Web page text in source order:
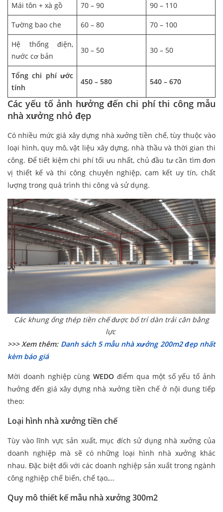
Mái tôn + xà gồ 70 – 90 90 – 110
Tường bao che 60 – 80 70 – 100
Hệ thống điện,
nước cơ bản
30 – 50 30 – 50
Tổng chi phí ước
tính
450 – 580 540 – 670
Các yếu tố ảnh hưởng đến chi phí thi công mẫu
nhà xưởng nhỏ đẹp
Có nhiều mức giá xây dựng nhà xưởng tiền chế, tùy thuộc vào
loại hình, quy mô, vật liệu xây dựng, nhà thầu và thời gian thi
công. Để tiết kiệm chi phí tối ưu nhất, chủ đầu tư cần tìm đơn
vị thiết kế và thi công chuyên nghiệp, cam kết uy tín, chất
lượng trong quá trình thi công và sử dụng.
Các khung ống thép tiền chế được bố trí dàn trải cân bằng
lực
>>> Xem thêm: Danh sách 5 mẫu nhà xưởng 200m2 đẹp nhất
kèm báo giá
Mời doanh nghiệp cùngWEDO điểm qua một số yếu tố ảnh
hưởng đến giá xây dựng nhà xưởng tiền chế ở nội dung tiếp
theo:
Loại hình nhà xưởng tiền chế
Tùy vào lĩnh vực sản xuất, mục đích sử dụng nhà xưởng của
doanh nghiệp mà sẽ có những loại hình nhà xưởng khác
nhau. Đặc biệt đối với các doanh nghiệp sản xuất trong ngành
công nghiệp chế biến, chế tạo,…
Quy mô thiết kế mẫu nhà xưởng 300m2